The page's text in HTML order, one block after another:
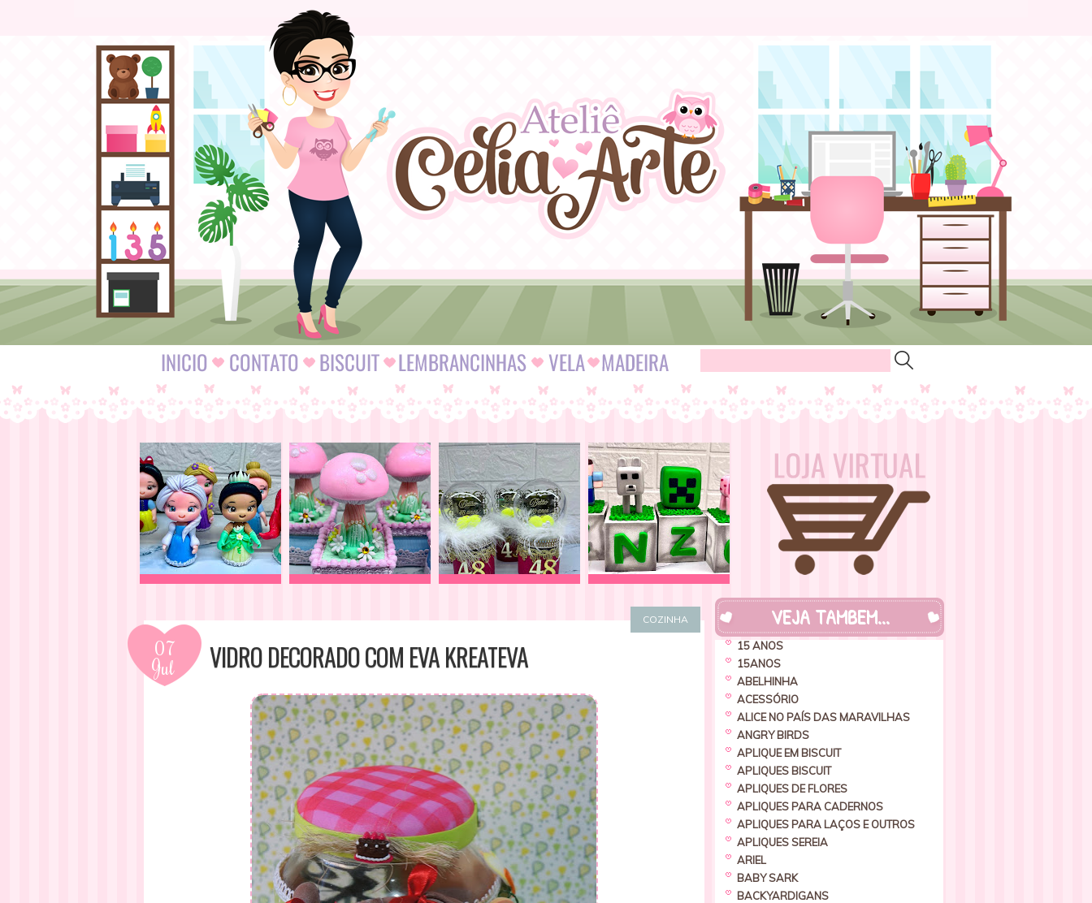
COZINHA
07
Jul VIDRO DECORADO COM EVA KREATEVA
VEJA TAMBEM...
15 ANOS
15ANOS
ABELHINHA
ACESSÓRIO
ALICE NO PAÍS DAS MARAVILHAS
ANGRY BIRDS
APLIQUE EM BISCUIT
APLIQUES BISCUIT
APLIQUES DE FLORES
APLIQUES PARA CADERNOS
APLIQUES PARA LAÇOS E OUTROS
APLIQUES SEREIA
ARIEL
BABY SARK
BACKYARDIGANS